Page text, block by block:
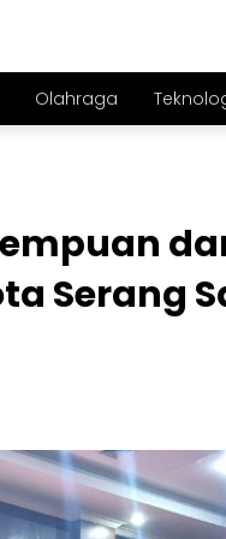
Olahraga
Serang